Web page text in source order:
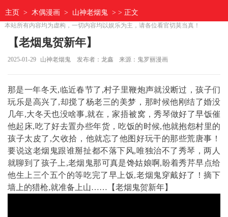
主页 > 木偶漫画 > 山神老烟鬼 > > 正文
本站所有内容均为虚构，一切内容均以娱乐为主，请各位看官切莫当真！
【老烟鬼贺新年】
2025-01-29 山神老烟鬼 发布者：龙鑫 来源：鬼罗丽漫画
那是一年冬天,临近春节了,村子里鞭炮声就没断过，孩子们
玩乐是高兴了,却搅了杨老三的美梦，那时候他刚结了婚没
几年,大冬天也没啥事,就在，家捂被窝，秀琴做好了早饭催
他起床,吃了好去置办些年货，吃饭的时候,他就抱怨村里的
孩子太皮了,欠收拾，他就忘了他图好玩干的那些荒唐事！
要说这老烟鬼跟谁掰扯都不落下风,唯独治不了秀琴，两人
就聊到了孩子上,老烟鬼那可真是馋姑娘啊,盼着秀芹早点给
他生上三个五个的等吃完了早上饭,老烟鬼穿戴好了！摘下
墙上的猎枪,就准备上山……【老烟鬼贺新年】